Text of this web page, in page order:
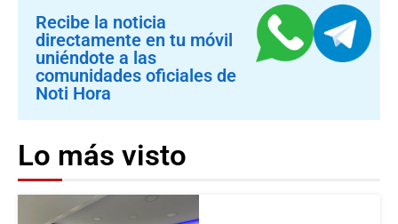
Recibe la noticia
directamente en tu móvil
uniéndote a las
comunidades oficiales de
Noti Hora
Lo más visto